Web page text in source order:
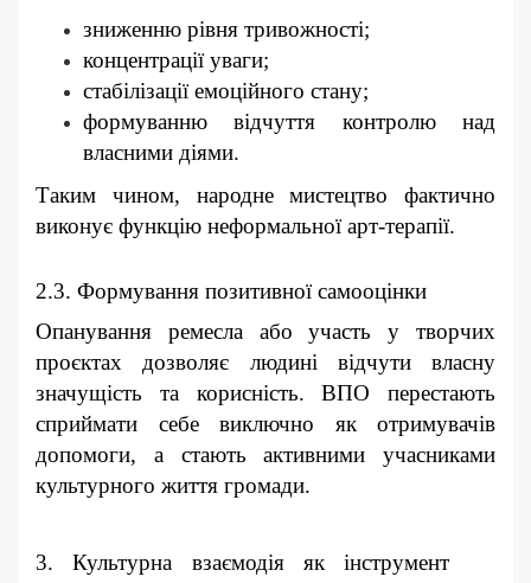
зниженню рівня тривожності;
концентрації уваги;
стабілізації емоційного стану;
формуванню відчуття контролю над
власними діями.
Таким чином, народне мистецтво фактично
виконує функцію неформальної арт-терапії.
2.3. Формування позитивної самооцінки
Опанування ремесла або участь у творчих
проєктах дозволяє людині відчути власну
значущість та корисність. ВПО перестають
сприймати себе виключно як отримувачів
допомоги, а стають активними учасниками
культурного життя громади.
3. Культурна взаємодія як інструмент